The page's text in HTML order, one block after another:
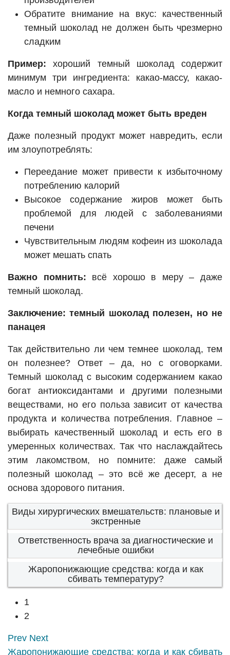
Обратите внимание на вкус: качественный
темный шоколад не должен быть чрезмерно
сладким
Пример: хороший темный шоколад содержит
минимум три ингредиента: какао-массу, какао-
масло и немного сахара.
Когда темный шоколад может быть вреден
Даже полезный продукт может навредить, если
им злоупотреблять:
Переедание может привести к избыточному
потреблению калорий
Высокое содержание жиров может быть
проблемой для людей с заболеваниями
печени
Чувствительным людям кофеин из шоколада
может мешать спать
Важно помнить: всё хорошо в меру – даже
темный шоколад.
Заключение: темный шоколад полезен, но не
панацея
Так действительно ли чем темнее шоколад, тем
он полезнее? Ответ – да, но с оговорками.
Темный шоколад с высоким содержанием какао
богат антиоксидантами и другими полезными
веществами, но его польза зависит от качества
продукта и количества потребления. Главное –
выбирать качественный шоколад и есть его в
умеренных количествах. Так что наслаждайтесь
этим лакомством, но помните: даже самый
полезный шоколад – это всё же десерт, а не
основа здорового питания.
Виды хирургических вмешательств: плановые и
экстренные
Ответственность врача за диагностические и
лечебные ошибки
Жаропонижающие средства: когда и как
сбивать температуру?
1
2
Prev Next
Жаропонижающие средства: когда и как сбивать